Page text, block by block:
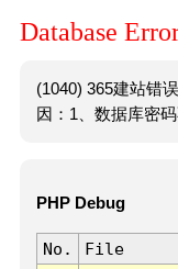
Database
(1040) 365建站错
因：1、数据库密
PHP Debug
No. File